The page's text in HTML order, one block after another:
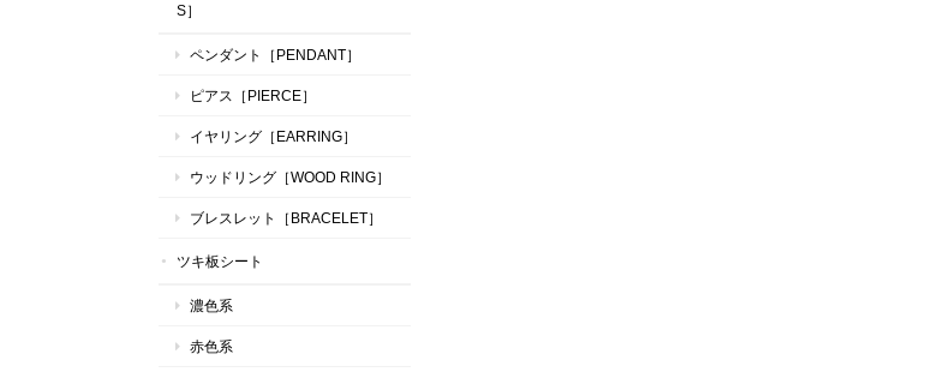
S］
ペンダント［PENDANT］
ピアス［PIERCE］
イヤリング［EARRING］
ウッドリング［WOOD RING］
ブレスレット［BRACELET］
ツキ板シート
濃色系
赤色系